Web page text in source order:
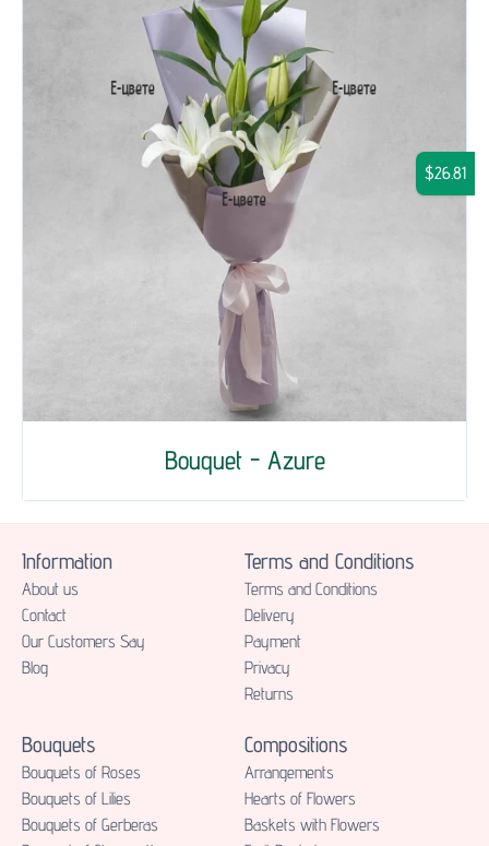
Bouquet - Azure
$26.81
Information
About us
Contact
Our Customers Say
Blog
Terms and Conditions
Terms and Conditions
Delivery
Payment
Privacy
Returns
Bouquets
Bouquets of Roses
Bouquets of Lilies
Bouquets of Gerberas
Compositions
Аrrangements
Hearts of Flowers
Baskets with Flowers